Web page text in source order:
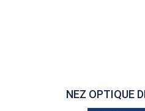
NEZ OPTIQUE